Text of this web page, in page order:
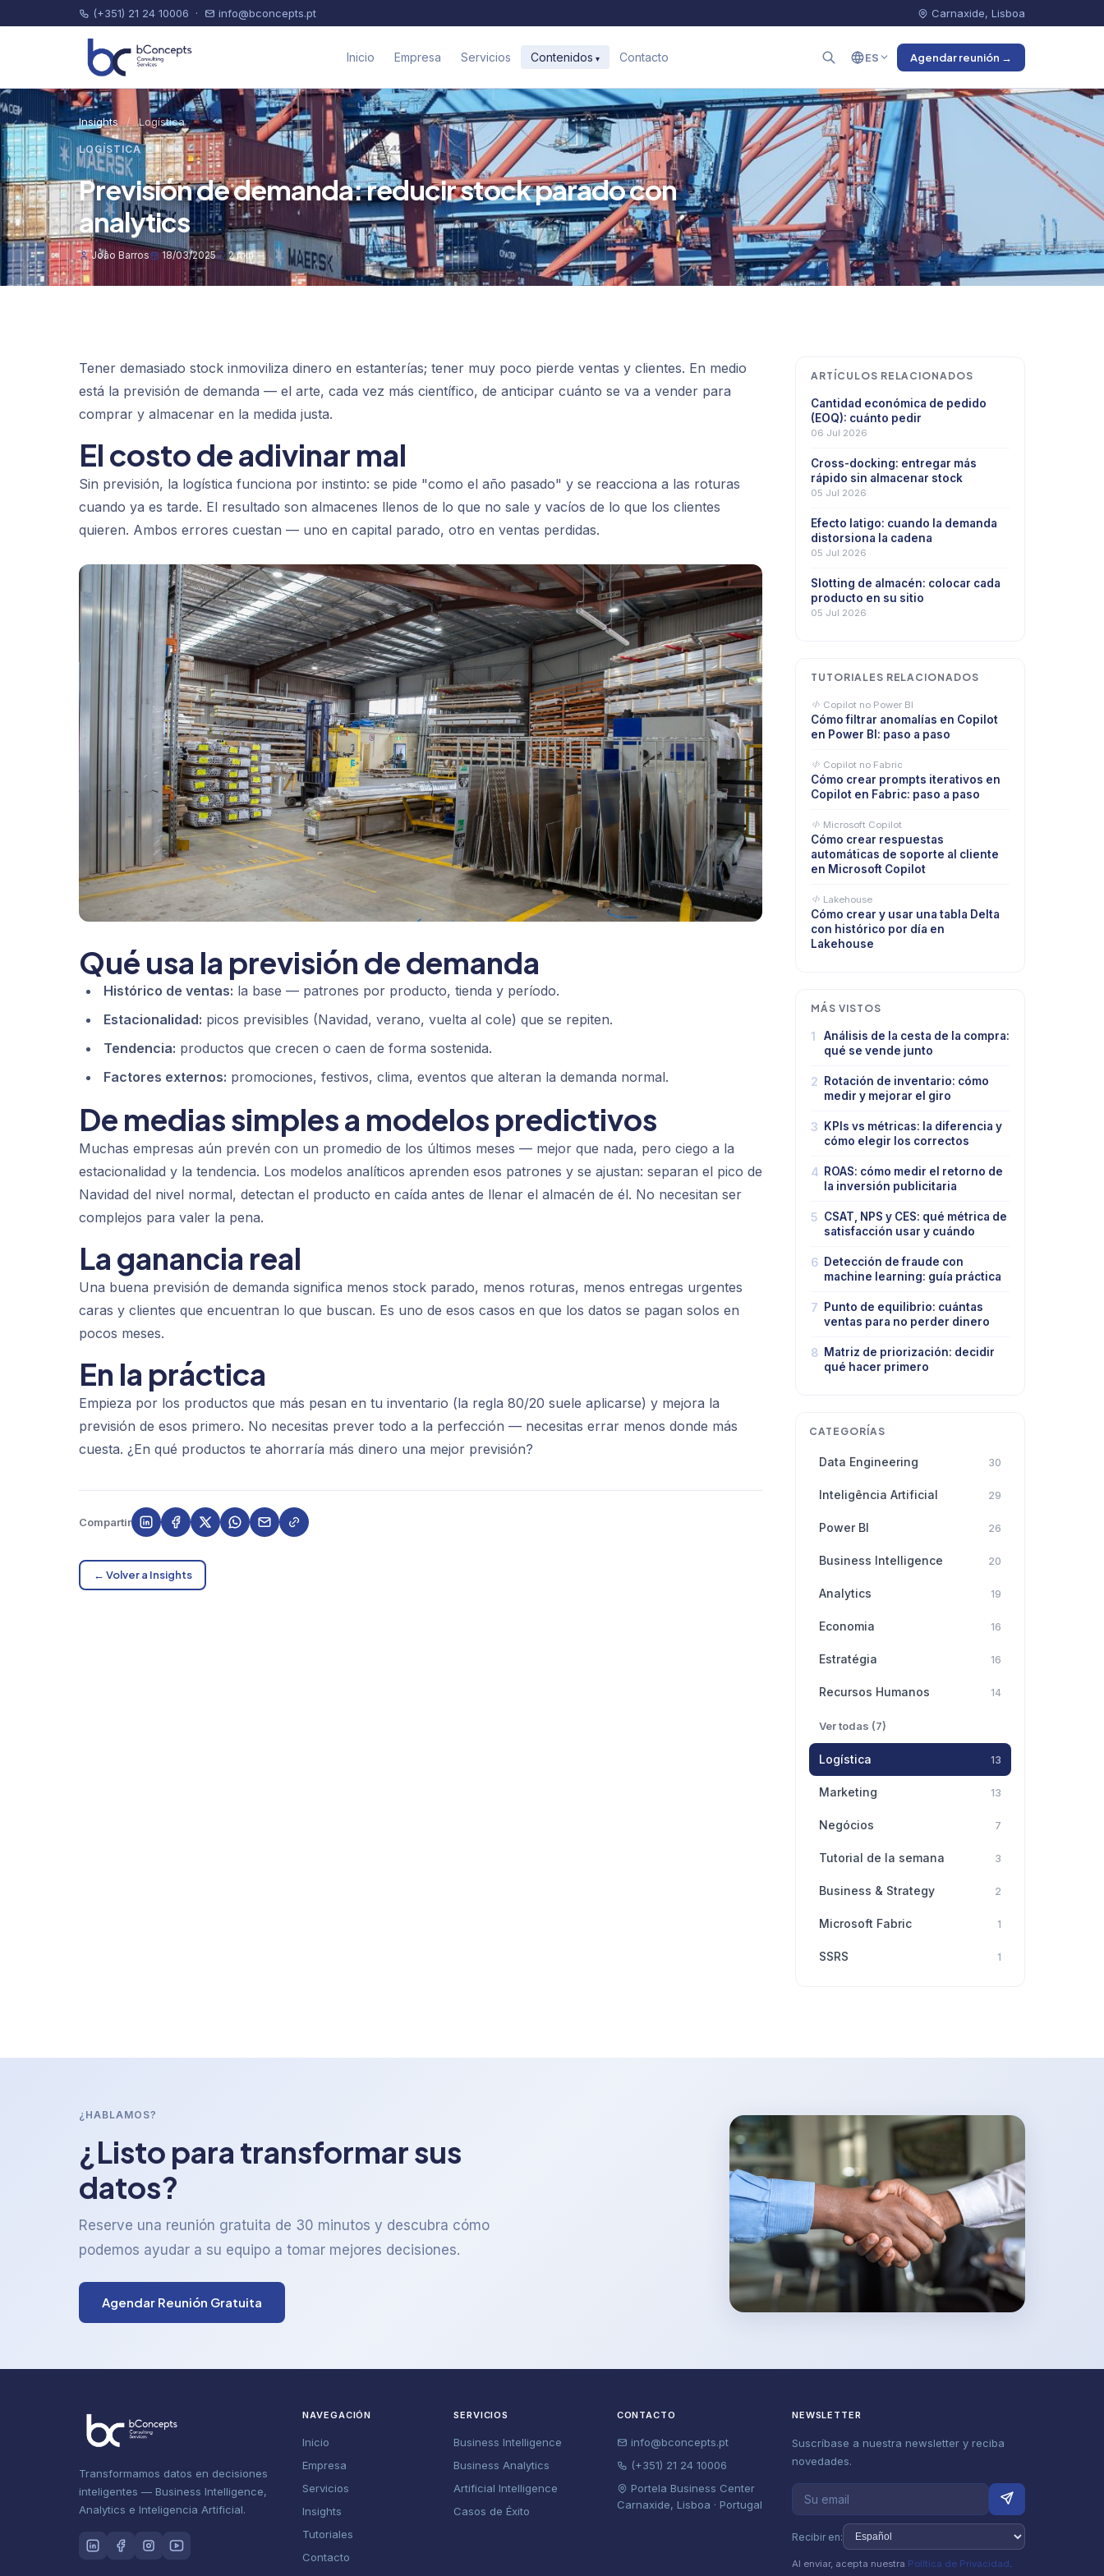
(+351) 21 24 10006 · info@bconcepts.pt Carnaxide, Lisboa
Inicio Empresa Servicios Contenidos Contacto ES Agendar reunión →
Insights / Logística
LOGÍSTICA
Previsión de demanda: reducir stock parado con
analytics
João Barros 18/03/2025 2 min
Tener demasiado stock inmoviliza dinero en estanterías; tener muy poco pierde ventas y clientes. En medio
está la previsión de demanda — el arte, cada vez más científico, de anticipar cuánto se va a vender para
comprar y almacenar en la medida justa.
El costo de adivinar mal
Sin previsión, la logística funciona por instinto: se pide "como el año pasado" y se reacciona a las roturas
cuando ya es tarde. El resultado son almacenes llenos de lo que no sale y vacíos de lo que los clientes
quieren. Ambos errores cuestan — uno en capital parado, otro en ventas perdidas.
Qué usa la previsión de demanda
Histórico de ventas: la base — patrones por producto, tienda y período.
Estacionalidad: picos previsibles (Navidad, verano, vuelta al cole) que se repiten.
Tendencia: productos que crecen o caen de forma sostenida.
Factores externos: promociones, festivos, clima, eventos que alteran la demanda normal.
De medias simples a modelos predictivos
Muchas empresas aún prevén con un promedio de los últimos meses — mejor que nada, pero ciego a la
estacionalidad y la tendencia. Los modelos analíticos aprenden esos patrones y se ajustan: separan el pico de
Navidad del nivel normal, detectan el producto en caída antes de llenar el almacén de él. No necesitan ser
complejos para valer la pena.
La ganancia real
Una buena previsión de demanda significa menos stock parado, menos roturas, menos entregas urgentes
caras y clientes que encuentran lo que buscan. Es uno de esos casos en que los datos se pagan solos en
pocos meses.
En la práctica
Empieza por los productos que más pesan en tu inventario (la regla 80/20 suele aplicarse) y mejora la
previsión de esos primero. No necesitas prever todo a la perfección — necesitas errar menos donde más
cuesta. ¿En qué productos te ahorraría más dinero una mejor previsión?
Compartir
← Volver a Insights
ARTÍCULOS RELACIONADOS
Cantidad económica de pedido
(EOQ): cuánto pedir
06 Jul 2026
Cross-docking: entregar más
rápido sin almacenar stock
05 Jul 2026
Efecto latigo: cuando la demanda
distorsiona la cadena
05 Jul 2026
Slotting de almacén: colocar cada
producto en su sitio
05 Jul 2026
TUTORIALES RELACIONADOS
Copilot no Power BI
Cómo filtrar anomalías en Copilot
en Power BI: paso a paso
Copilot no Fabric
Cómo crear prompts iterativos en
Copilot en Fabric: paso a paso
Microsoft Copilot
Cómo crear respuestas
automáticas de soporte al cliente
en Microsoft Copilot
Lakehouse
Cómo crear y usar una tabla Delta
con histórico por día en
Lakehouse
MÁS VISTOS
1
Análisis de la cesta de la compra:
qué se vende junto
2
Rotación de inventario: cómo
medir y mejorar el giro
3
KPIs vs métricas: la diferencia y
cómo elegir los correctos
4 ROAS: cómo medir el retorno de
la inversión publicitaria
5 CSAT, NPS y CES: qué métrica de
satisfacción usar y cuándo
6 Detección de fraude con
machine learning: guía práctica
7
Punto de equilibrio: cuántas
ventas para no perder dinero
8 Matriz de priorización: decidir
qué hacer primero
CATEGORÍAS
Data Engineering 30
Inteligência Artificial 29
Power BI 26
Business Intelligence 20
Analytics 19
Economia 16
Estratégia 16
Recursos Humanos 14
Ver todas (7)
Logística 13
Marketing 13
Negócios 7
Tutorial de la semana 3
Business & Strategy 2
Microsoft Fabric 1
SSRS 1
¿HABLAMOS?
¿Listo para transformar sus
datos?
Reserve una reunión gratuita de 30 minutos y descubra cómo
podemos ayudar a su equipo a tomar mejores decisiones.
Agendar Reunión Gratuita
Transformamos datos en decisiones
inteligentes — Business Intelligence,
Analytics e Inteligencia Artificial.
NAVEGACIÓN
Inicio
Empresa
Servicios
Insights
Tutoriales
Contacto
SERVICIOS
Business Intelligence
Business Analytics
Artificial Intelligence
Casos de Éxito
CONTACTO
info@bconcepts.pt
(+351) 21 24 10006
Portela Business Center
Carnaxide, Lisboa · Portugal
NEWSLETTER
Suscríbase a nuestra newsletter y reciba
novedades.
Recibir en:
Al enviar, acepta nuestra Política de Privacidad.